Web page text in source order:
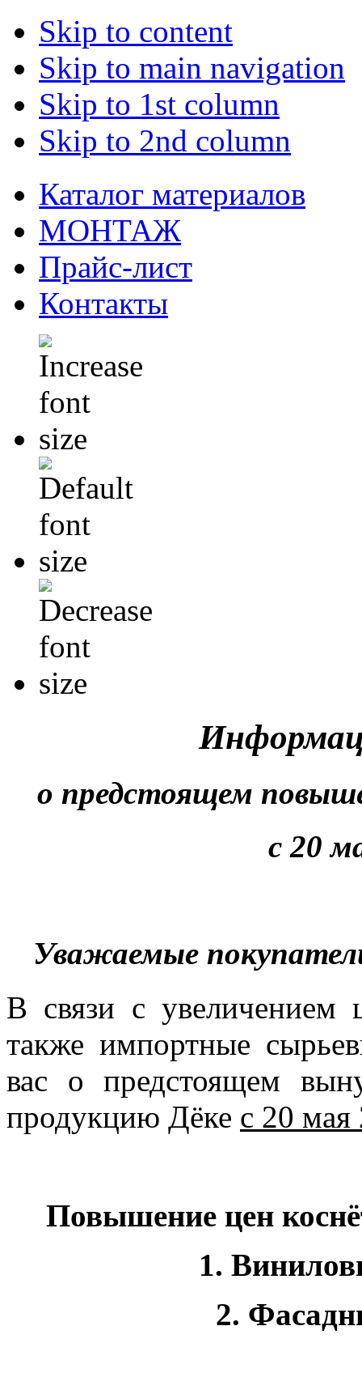
Skip to content
Skip to main navigation
Skip to 1st column
Skip to 2nd column
Каталог материалов
МОНТАЖ
Прайс-лист
Контакты
о предстоящем
с 20
Уважаемые
В связи с
также импортные
вас о предстоящем
продукцию Дёке с 20 мая
Повышение цен
1.
2.